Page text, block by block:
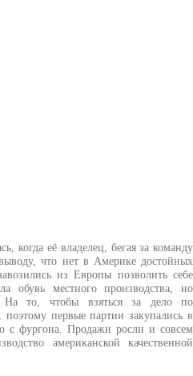
когда её владелец, бегая за команду
что нет в Америке достойных
из Европы позволить себе
обувь местного производства, но
На то, чтобы взяться за дело по
поэтому первые партии закупались в
с фургона. Продажи росли и совсем
американской качественной